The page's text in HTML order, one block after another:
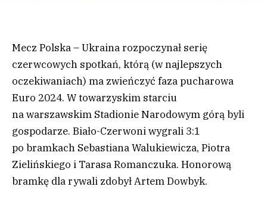
Mecz Polska – Ukraina rozpoczynał serię
czerwcowych spotkań, którą (w najlepszych
oczekiwaniach) ma zwieńczyć faza pucharowa
Euro 2024. W towarzyskim starciu
na warszawskim Stadionie Narodowym górą byli
gospodarze. Biało-Czerwoni wygrali 3:1
po bramkach Sebastiana Walukiewicza, Piotra
Zielińskiego i Tarasa Romanczuka. Honorową
bramkę dla rywali zdobył Artem Dowbyk.